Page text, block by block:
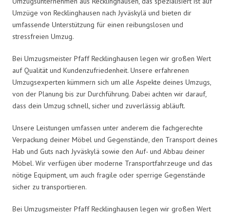
Umzüge von Recklinghausen nach Jyväskylä und bieten dir
umfassende Unterstützung für einen reibungslosen und
stressfreien Umzug.
Bei Umzugsmeister Pfaff Recklinghausen legen wir großen Wert
auf Qualität und Kundenzufriedenheit. Unsere erfahrenen
Umzugsexperten kümmern sich um alle Aspekte deines Umzugs,
von der Planung bis zur Durchführung. Dabei achten wir darauf,
dass dein Umzug schnell, sicher und zuverlässig abläuft.
Unsere Leistungen umfassen unter anderem die fachgerechte
Verpackung deiner Möbel und Gegenstände, den Transport deines
Hab und Guts nach Jyväskylä sowie den Auf- und Abbau deiner
Möbel. Wir verfügen über moderne Transportfahrzeuge und das
nötige Equipment, um auch fragile oder sperrige Gegenstände
sicher zu transportieren.
Bei Umzugsmeister Pfaff Recklinghausen legen wir großen Wert